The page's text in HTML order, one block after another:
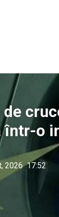
o
2026 17:52